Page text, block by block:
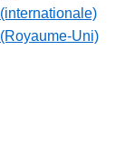
Uni)